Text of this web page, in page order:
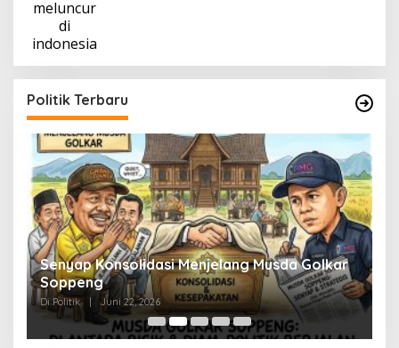
Politik Terbaru
Senyap Konsolidasi Menjelang Musda Golkar
Soppeng
Di Politik | Juni 22, 2026